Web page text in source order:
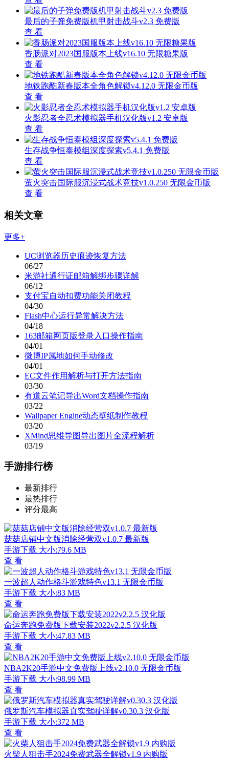
最后的子弹免费版机甲射击战斗v2.3 免费版
查 看
香肠派对2023国服版本上线v16.10 无限糖果版
查 看
地铁跑酷新春版本全角色解锁v4.12.0 无限金币版
查 看
火影忍者全忍术模拟器手机汉化版v1.2 安卓版
查 看
生存战争恒泰模组深度探索v5.4.1 免费版
查 看
萤火突击国际服沉浸式战术竞技v1.0.250 无限金币版
查 看
相关文章
更多+
UC浏览器历史痕迹恢复方法
06/27
米游社通行证邮箱解绑步骤详解
06/12
支付宝自动扣费功能关闭教程
04/30
Flash中心运行异常解决方法
04/18
163邮箱网页版登录入口操作指南
04/01
微博IP属地如何手动修改
04/01
EC文件作用解析与打开方法指南
03/30
有道云笔记导出Word文档操作指南
03/22
Wallpaper Engine动态壁纸制作教程
03/20
XMind思维导图导出图片全流程解析
03/19
手游排行榜
最新排行
最热排行
评分最高
菇菇店铺中文版消除经营双v1.0.7 最新版
手游下载 大小:79.6 MB
查 看
一波超人动作格斗游戏特色v13.1 无限金币版
手游下载 大小:83 MB
查 看
命运奔跑免费版下载安装2022v2.2.5 汉化版
手游下载 大小:47.83 MB
查 看
NBA2K20手游中文免费版上线v2.10.0 无限金币版
手游下载 大小:98.99 MB
查 看
俄罗斯汽车模拟器真实驾驶详解v0.30.3 汉化版
手游下载 大小:372 MB
查 看
火柴人狙击手2024免费武器全解锁v1.9 内购版